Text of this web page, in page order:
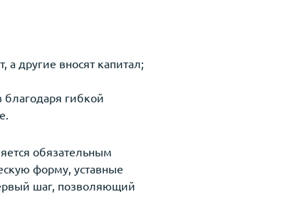
а другие вносят капитал;
гибкой
обязательным
форму, уставные
шаг, позволяющий